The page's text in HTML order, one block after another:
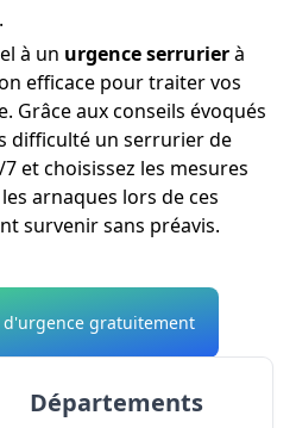
à un urgence serrurierà
efficace pour traiter vos
Grâce aux conseils évoqués
difficulté un serrurier de
et choisissez les mesures
arnaques lors de ces
survenir sans préavis.
gratuitement
Départements